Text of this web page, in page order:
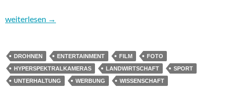
Drohnen erobern die Geschäftswelt
weiterlesen →
DROHNEN ENTERTAINMENT FILM
FOTO
HYPERSPEKTRALKAMERAS
LANDWIRTSCHAFT
SPORT
UNTERHALTUNG
WERBUNG WISSENSCHAFT